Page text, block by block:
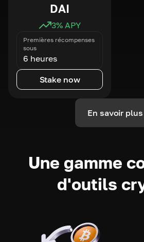
DAI
3% APY
Premières récompenses
sous
6 heures
Stake now
En savoir plus
Une gamme
d'outils